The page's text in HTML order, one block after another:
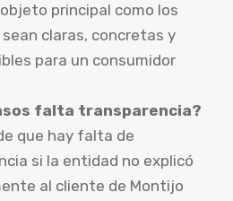
principal como los
claras, concretas y
para un consumidor
falta transparencia?
que hay falta de
si la entidad no explicó
al cliente de Montijo